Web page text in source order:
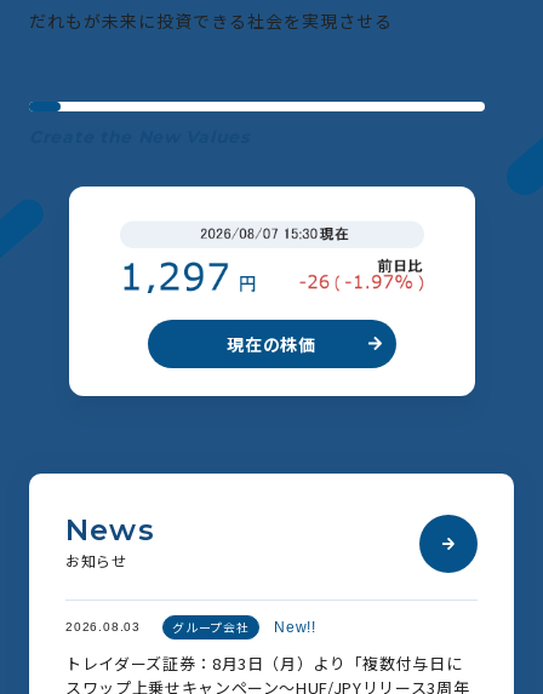
だれも が未来 に投資で き る社会を 実現さ せる
現在の株価
News
お知らせ
2026.08.03 グループ会社 New!!
トレイダーズ証券：8月3日（月）より「複数付与日に
スワップ上乗せキャンペーン～HUF/JPYリリース3周年